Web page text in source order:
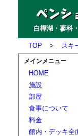
白樺湖・蓼科
TOP > スキ
メインメニュー
HOME
施設
部屋
食事について
料金
館内・デッキ全